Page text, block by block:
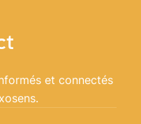
et connectés